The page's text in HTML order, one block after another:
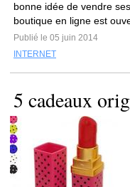
bonne idée de vendre
boutique en ligne est
Publié le 05 juin 2014
INTERNET
5 cadeaux